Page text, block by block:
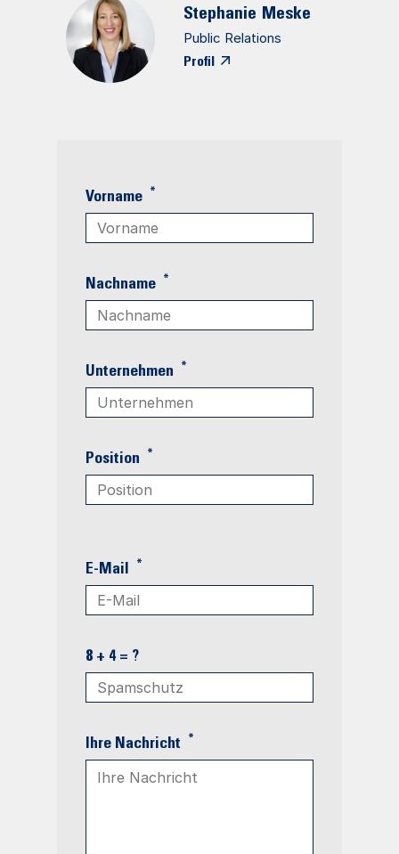
Stephanie Meske
Public Relations
Profil
Vorname *
Nachname *
Unternehmen *
Position *
E-Mail *
8 + 4 = ?
Ihre Nachricht *